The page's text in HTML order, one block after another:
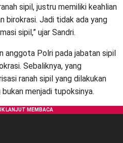
sipil, justru memiliki keahlian
birokrasi. Jadi tidak ada yang
sipil,” ujar Sandri.
anggota Polri pada jabatan sipil
Sebaliknya, yang
ranah sipil yang dilakukan
menjadi tupoksinya.